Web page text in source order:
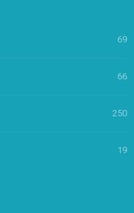
69
66
250
19